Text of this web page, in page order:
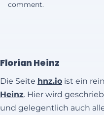
comment.
Florian Heinz
Die Seite hnz.io ist ein
Heinz. Hier wird
und gelegentlich auch